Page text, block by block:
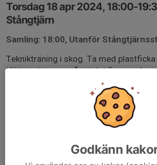
Torsdag 18 apr 2024, 18:00-
Stångtjärn
Samling: 18:00, Utanför
Teknikträning i skog. Ta med
Viktigt att svara så att det finns en
Godkänn